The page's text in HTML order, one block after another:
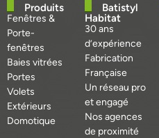
Produits
Fenêtres &
Porte-
fenêtres
Baies vitrées
Portes
Volets
Extérieurs
Domotique
Batistyl
Habitat
30 ans
d’expérience
Fabrication
Française
Un réseau pro
et engagé
Nos agences
de proximité